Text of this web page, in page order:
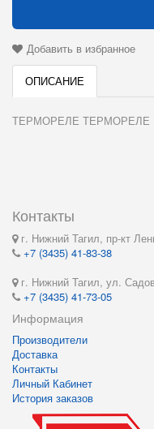
Добавить в избранное
ОПИСАНИЕ
ТЕРМОРЕЛЕ ТЕРМОРЕЛЕ
Контакты
г. Нижний Тагил, пр-кт
+7 (3435) 41-83-38
г. Нижний Тагил, ул.
+7 (3435) 41-73-05
Информация
Производители
Доставка
Контакты
Личный Кабинет
История заказов